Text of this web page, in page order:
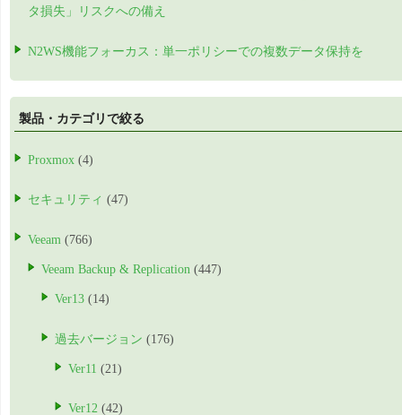
タ損失」リスクへの備え
N2WS機能フォーカス：単一ポリシーでの複数データ保持を
製品・カテゴリで絞る
Proxmox (4)
セキュリティ (47)
Veeam (766)
Veeam Backup & Replication (447)
Ver13 (14)
過去バージョン (176)
Ver11 (21)
Ver12 (42)